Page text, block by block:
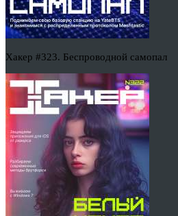
Хакер #323. Беспроводной самопал